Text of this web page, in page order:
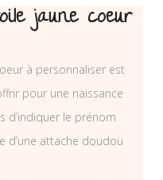
jaune coeur
à personnaliser est
pour une naissance
d’indiquer le prénom
d’une attache doudou